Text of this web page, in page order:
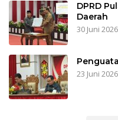
DPRD
Daerah
30 Juni 2026
23 Juni 2026